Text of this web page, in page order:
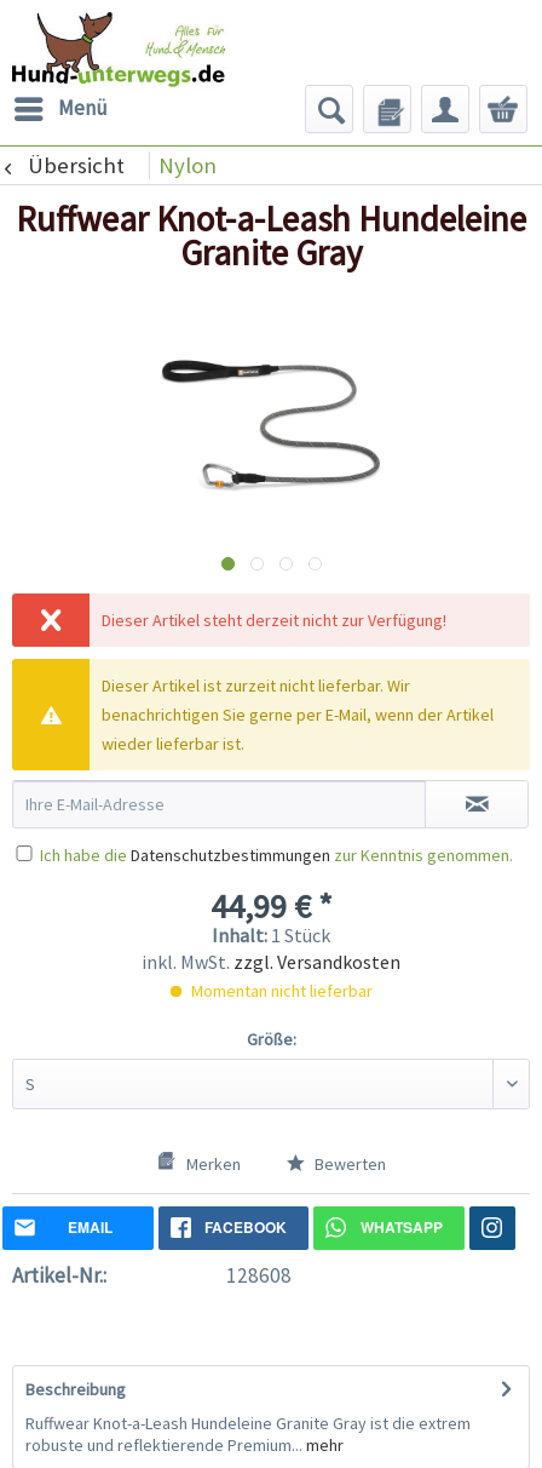
Menü
Übersicht Nylon
Ruffwear Knot-a-Leash Hundeleine
Granite Gray
Dieser Artikel steht derzeit nicht zur Verfügung!
Dieser Artikel ist zurzeit nicht lieferbar. Wir
benachrichtigen Sie gerne per E-Mail, wenn der Artikel
wieder lieferbar ist.
Ich habe die Datenschutzbestimmungen zur Kenntnis genommen.
44,99 € *
Inhalt: 1 Stück
inkl. MwSt. zzgl. Versandkosten
Momentan nicht lieferbar
Größe:
Merken Bewerten
EMAIL FACEBOOK WHATSAPP
Artikel-Nr.: 128608
Beschreibung
Ruffwear Knot-a-Leash Hundeleine Granite Gray ist die extrem
robuste und reflektierende Premium... mehr